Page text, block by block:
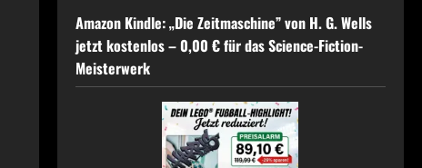
Amazon Kindle: „Die Zeitmaschine” von H. G. Wells
jetzt kostenlos – 0,00 € für das Science-Fiction-
Meisterwerk